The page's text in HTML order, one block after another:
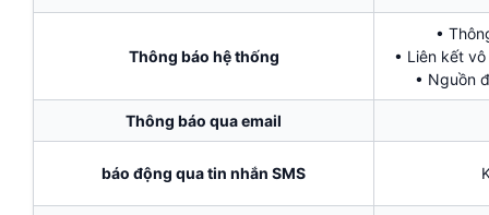
Thông báo hệ thống
•
• Liên kết
• Nguồn
Thông báo qua email
báo động qua tin nhắn SMS